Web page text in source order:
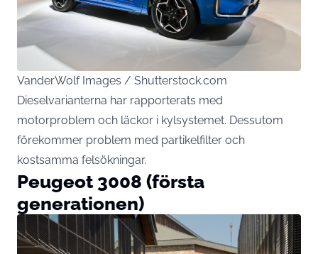
VanderWolf Images / Shutterstock.com
Dieselvarianterna har rapporterats med
motorproblem och läckor i kylsystemet. Dessutom
förekommer problem med partikelfilter och
kostsamma felsökningar.
Peugeot 3008 (första
generationen)